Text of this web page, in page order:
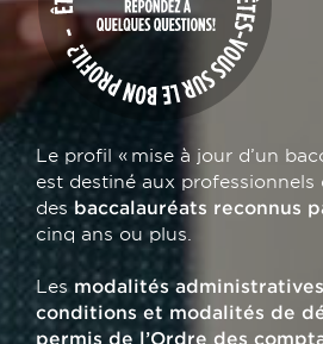
Le profil « mise à jour d’un
est destiné aux professionnels
desbaccalauréats reconnus
cinq ans ou plus.
Les modalités
conditions et modalités de
permis de l’Ordre des